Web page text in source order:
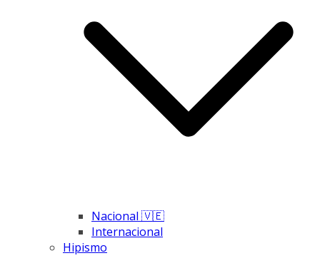
Nacional 🇻🇪
Internacional
Hipismo